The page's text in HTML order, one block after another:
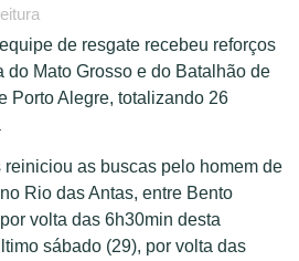
de resgate recebeu reforços
do Mato Grosso e do Batalhão de
Porto Alegre, totalizando 26
as buscas pelo homem de
Rio das Antas, entre Bento
volta das 6h30min desta
sábado (29), por volta das